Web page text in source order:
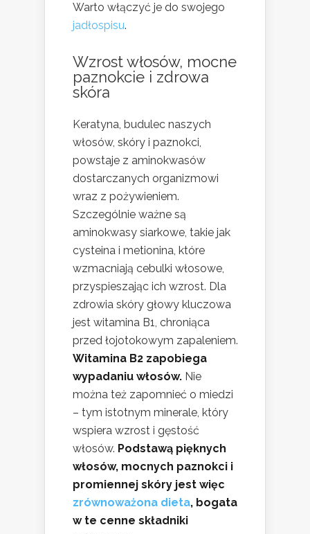
Warto włączyć je do swojego
jadłospisu.
Wzrost włosów, mocne
paznokcie i zdrowa
skóra
Keratyna, budulec naszych
włosów, skóry i paznokci,
powstaje z aminokwasów
dostarczanych organizmowi
wraz z pożywieniem.
Szczególnie ważne są
aminokwasy siarkowe, takie jak
cysteina i metionina, które
wzmacniają cebulki włosowe,
przyspieszając ich wzrost. Dla
zdrowia skóry głowy kluczowa
jest witamina B1, chroniąca
przed łojotokowym zapaleniem.
Witamina B2 zapobiega
wypadaniu włosów. Nie
można też zapomnieć o miedzi
– tym istotnym minerale, który
wspiera wzrost i gęstość
włosów. Podstawą pięknych
włosów, mocnych paznokci i
promiennej skóry jest więc
zrównoważona dieta, bogata
w te cenne składniki